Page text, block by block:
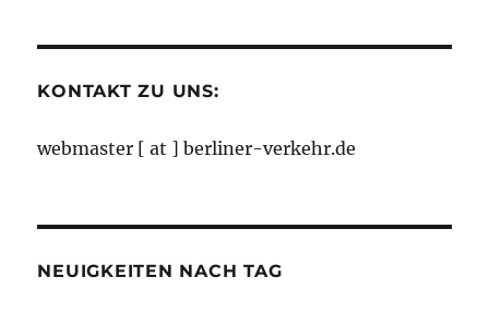
KONTAKT ZU UNS:
webmaster [ at ] berliner-verkehr.de
NEUIGKEITEN NACH TAG